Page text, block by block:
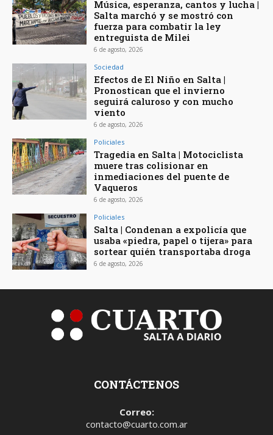
Música, esperanza, cantos y lucha |
Salta marchó y se mostró con
fuerza para combatir la ley
entreguista de Milei
6 de agosto, 2026
Sociedad
Efectos de El Niño en Salta |
Pronostican que el invierno
seguirá caluroso y con mucho
viento
6 de agosto, 2026
Policiales
Tragedia en Salta | Motociclista
muere tras colisionar en
inmediaciones del puente de
Vaqueros
6 de agosto, 2026
Policiales
Salta | Condenan a expolicía que
usaba «piedra, papel o tijera» para
sortear quién transportaba droga
6 de agosto, 2026
CONTÁCTENOS
Correo:
contacto@cuarto.com.ar